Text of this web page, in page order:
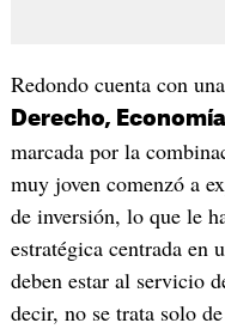
Redondo cuenta con
Derecho,
marcada por la
muy joven comenzó a
de inversión, lo que le
estratégica centrada
deben estar al servicio
decir, no se trata solo